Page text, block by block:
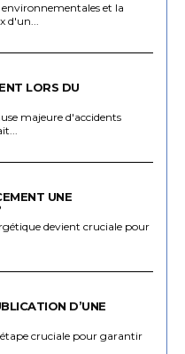
et la
d'un...
LORS DU
majeure d'accidents
UNE
devient cruciale pour
D’UNE
cruciale pour garantir